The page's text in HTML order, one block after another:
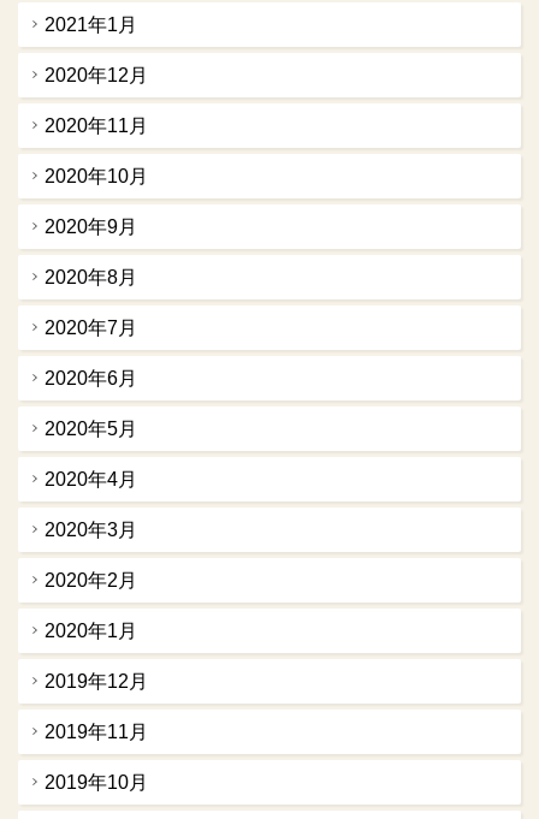
2021年1月
2020年12月
2020年11月
2020年10月
2020年9月
2020年8月
2020年7月
2020年6月
2020年5月
2020年4月
2020年3月
2020年2月
2020年1月
2019年12月
2019年11月
2019年10月